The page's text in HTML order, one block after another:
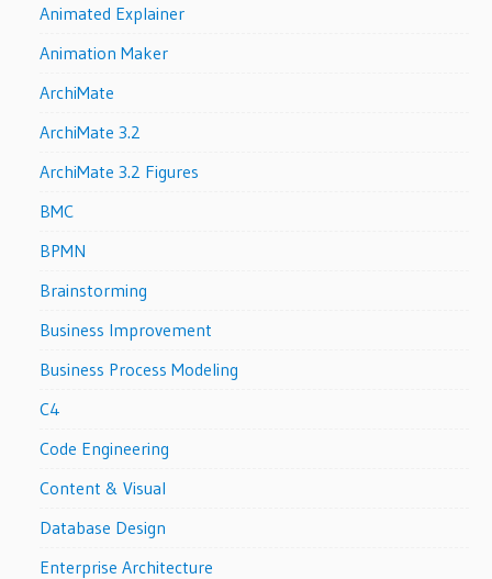
Animated Explainer
Animation Maker
ArchiMate
ArchiMate 3.2
ArchiMate 3.2 Figures
BMC
BPMN
Brainstorming
Business Improvement
Business Process Modeling
C4
Code Engineering
Content & Visual
Database Design
Enterprise Architecture